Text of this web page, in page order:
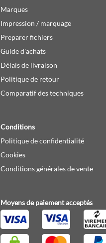
Marques
Impression / marquage
Preparer fichiers
Guide d'achats
Délais de livraison
Politique de retour
Comparatif des techniques
Conditions
Politique de confidentialité
Cookies
Conditions générales de vente
Moyens de paiement acceptés